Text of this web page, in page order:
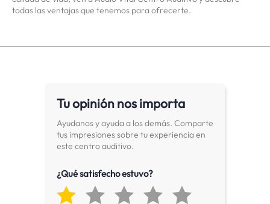
todas las ventajas que tenemos para ofrecerte.
Tu opinión nos importa
Ayudanos y ayuda a los demás. Comparte
tus impresiones sobre tu experiencia en
este centro auditivo.
¿Qué satisfecho estuvo?